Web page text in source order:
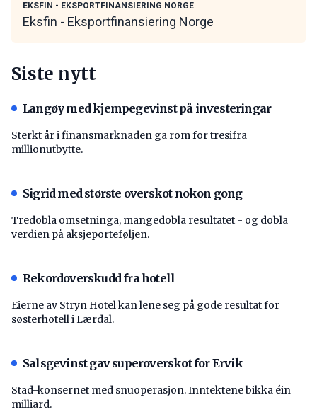
EKSFIN - EKSPORTFINANSIERING NORGE
Eksfin - Eksportfinansiering Norge
Siste nytt
Langøy med kjempegevinst på investeringar
Sterkt år i finansmarknaden ga rom for tresifra
millionutbytte.
Sigrid med største overskot nokon gong
Tredobla omsetninga, mangedobla resultatet - og dobla
verdien på aksjeporteføljen.
Rekordoverskudd fra hotell
Eierne av Stryn Hotel kan lene seg på gode resultat for
søsterhotell i Lærdal.
Salsgevinst gav superoverskot for Ervik
Stad-konsernet med snuoperasjon. Inntektene bikka éin
milliard.